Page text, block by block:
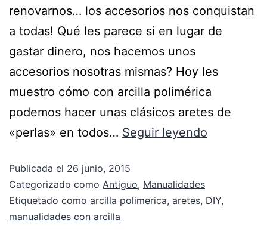
renovarnos… los accesorios nos conquistan
a todas! Qué les parece si en lugar de
gastar dinero, nos hacemos unos
accesorios nosotras mismas? Hoy les
muestro cómo con arcilla polimérica
podemos hacer unas clásicos aretes de
«perlas» en todos… Seguir leyendo
Publicada el 26 junio, 2015
Categorizado como Antiguo, Manualidades
Etiquetado como arcilla polimerica, aretes, DIY,
manualidades con arcilla